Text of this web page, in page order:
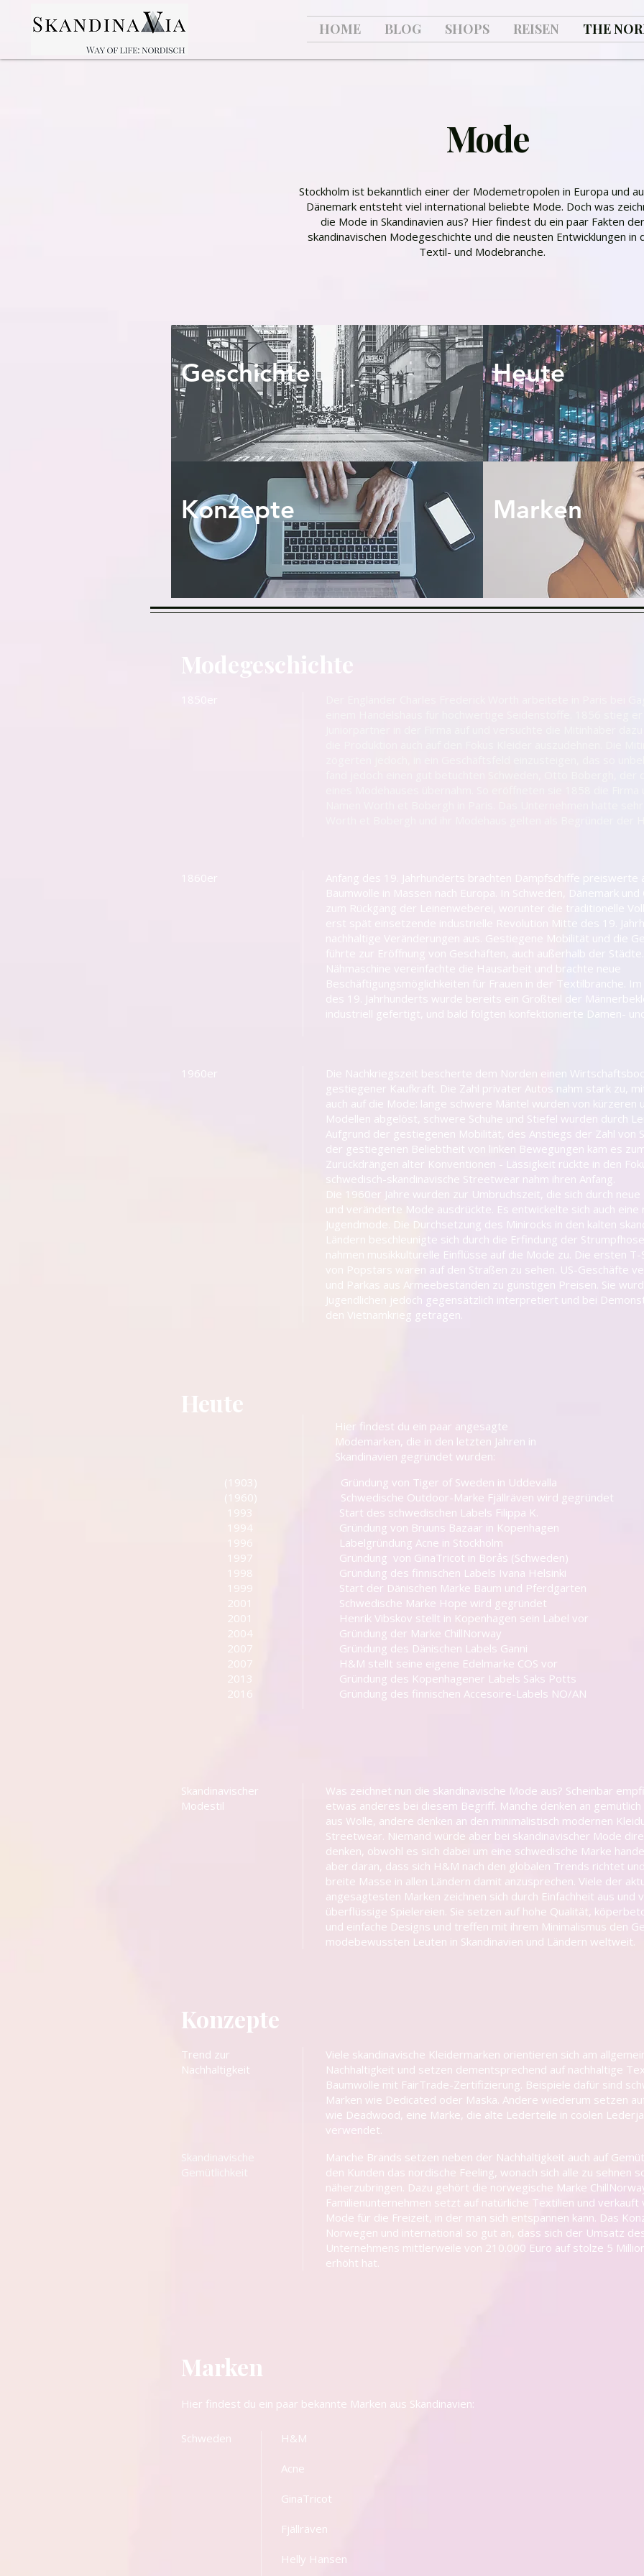
HOME BLOG SHOPS REISEN THE
Mode
Stockholm ist bekanntlich einer der Modemetropolen in Europa und
Dänemark entsteht viel international beliebte Mode. Doch was
die Mode in Skandinavien aus? Hier findest du ein paar Fakten der
skandinavischen Modegeschichte und die neusten Entwicklungen in
Textil- und Modebranche.
Geschichte
Konzepte
Heute
Marken
Modegeschichte
1860er
Anfang des 19. Jahrhunderts brachten Dampfschiffe preiswerte
Baumwolle in Massen nach Europa. In Schweden, Dänemark und
zum Rückgang der Leinenweberei, worunter die traditionelle
erst spät einsetzende industrielle Revolution Mitte des 19.
nachhaltige Veränderungen aus. Gestiegene Mobilität und die
führte zur Eröffnung von Geschäften, auch außerhalb der Städte.
Nähmaschine vereinfachte die Hausarbeit und brachte neue
Beschäftigungsmöglichkeiten für Frauen in der Textilbranche.
des 19. Jahrhunderts wurde bereits ein Großteil der
industriell gefertigt, und bald folgten konfektionierte Damen- und
1960er
Die Nachkriegszeit bescherte dem Norden einen
gestiegener Kaufkraft. Die Zahl privater Autos nahm stark zu,
auch auf die Mode: lange schwere Mäntel wurden von kürzeren
Modellen abgelöst, schwere Schuhe und Stiefel wurden durch
Aufgrund der gestiegenen Mobilität, des Anstiegs der Zahl von
der gestiegenen Beliebtheit von linken Bewegungen kam es
Zurückdrängen alter Konventionen - Lässigkeit rückte in den
schwedisch-skandinavische Streetwear nahm ihren Anfang.
Die 1960er Jahre wurden zur Umbruchszeit, die sich durch
und veränderte Mode ausdrückte. Es entwickelte sich auch eine
Jugendmode. Die Durchsetzung des Minirocks in den kalten
Ländern beschleunigte sich durch die Erfindung der
nahmen musikkulturelle Einflüsse auf die Mode zu. Die ersten
von Popstars waren auf den Straßen zu sehen. US-Geschäfte
und Parkas aus Armeebeständen zu günstigen Preisen. Sie
Jugendlichen jedoch gegensätzlich interpretiert und bei
den Vietnamkrieg getragen.
Heute
(1903) Gründung von Tiger of Sweden in Uddevalla
(1960) Schwedische Outdoor-Marke Fjällräven wird gegründet
1993 Start des schwedischen Labels Filippa K.
1994 Gründung von Bruuns Bazaar in Kopenhagen
1996 Labelgründung Acne in Stockholm
1997 Gründung von GinaTricot in Borås (Schweden)
1998 Gründung des finnischen Labels Ivana Helsinki
1999 Start der Dänischen Marke Baum und Pferdgarten
2001 Schwedische Marke Hope wird gegründet
2001 Henrik Vibskov stellt in Kopenhagen sein Label vor
2004 Gründung der Marke ChillNorway
2007 Gründung des Dänischen Labels Ganni
2007 H&M stellt seine eigene Edelmarke COS vor
2013 Gründung des Kopenhagener Labels Saks Potts
2016 Gründung des finnischen Accesoire-Labels NO/AN
Hier findest du ein paar angesagte
Modemarken, die in den letzten Jahren in
Skandinavien gegründet wurden:
Skandinavischer
Modestil
Was zeichnet nun die skandinavische Mode aus? Scheinbar
etwas anderes bei diesem Begriff. Manche denken an gemütlich
aus Wolle, andere denken an den minimalistisch modernen
Streetwear. Niemand würde aber bei skandinavischer Mode
denken, obwohl es sich dabei um eine schwedische Marke
aber daran, dass sich H&M nach den globalen Trends richtet
breite Masse in allen Ländern damit anzusprechen. Viele der
angesagtesten Marken zeichnen sich durch Einfachheit aus und
überflüssige Spielereien. Sie setzen auf hohe Qualität,
und einfache Designs und treffen mit ihrem Minimalismus den
modebewussten Leuten in Skandinavien und Ländern weltweit.
Konzepte
Trend zur
Nachhaltigkeit
Skandinavische
Gemütlichkeit
Viele skandinavische Kleidermarken orientieren sich am
Nachhaltigkeit und setzen dementsprechend auf nachhaltige
Baumwolle mit FairTrade-Zertifizierung. Beispiele dafür sind
Marken wie Dedicated oder Maska. Andere wiederum setzen
wie Deadwood, eine Marke, die alte Lederteile in coolen
verwendet.
Manche Brands setzen neben der Nachhaltigkeit auch auf
den Kunden das nordische Feeling, wonach sich alle zu sehnen
näherzubringen. Dazu gehört die norwegische Marke
Familienunternehmen setzt auf natürliche Textilien und verkauft
Mode für die Freizeit, in der man sich entspannen kann. Das
Norwegen und international so gut an, dass sich der Umsatz
Unternehmens mittlerweile von 210.000 Euro auf stolze 5
erhöht hat.
Marken
Hier findest du ein paar bekannte Marken aus Skandinavien:
Schweden H&M
Acne
GinaTricot
Fjällräven
Helly Hansen